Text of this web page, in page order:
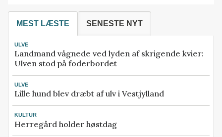
MEST LÆSTE SENESTE NYT
ULVE
Landmand vågnede ved lyden af skrigende kvier:
Ulven stod på foderbordet
ULVE
Lille hund blev dræbt af ulv i Vestjylland
KULTUR
Herregård holder høstdag